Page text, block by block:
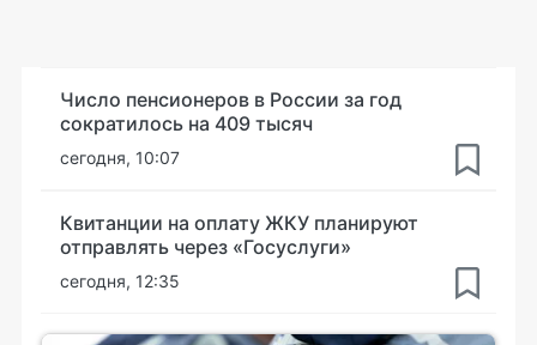
Число пенсионеров в России за год
сократилось на 409 тысяч
сегодня, 10:07
Квитанции на оплату ЖКУ планируют
отправлять через «Госуслуги»
сегодня, 12:35